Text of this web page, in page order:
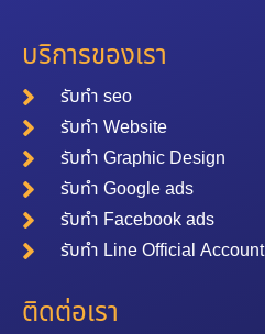
บริการของเรา
รับทำ seo
รับทำ Website
รับทำ Graphic Design
รับทำ Google ads
รับทำ Facebook ads
รับทำ Line Official Account
ติดต่อเรา